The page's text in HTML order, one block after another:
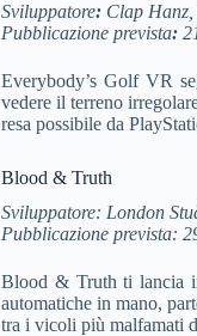
Sviluppatore: Clap
Pubblicazione prevista:
Everybody’s Golf VR
vedere il terreno
resa possibile da
Blood & Truth
Sviluppatore: London
Pubblicazione prevista:
Blood & Truth ti lancia
automatiche in mano,
tra i vicoli più malfamati